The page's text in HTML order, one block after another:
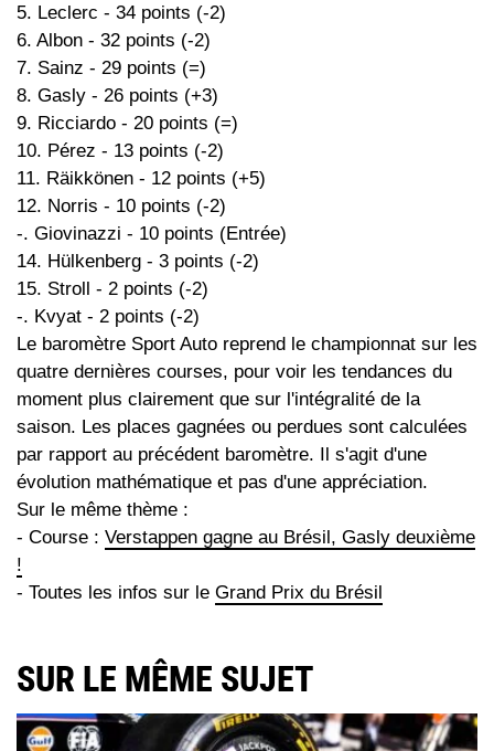
5. Leclerc - 34 points (-2)
6. Albon - 32 points (-2)
7. Sainz - 29 points (=)
8. Gasly - 26 points (+3)
9. Ricciardo - 20 points (=)
10. Pérez - 13 points (-2)
11. Räikkönen - 12 points (+5)
12. Norris - 10 points (-2)
-. Giovinazzi - 10 points (Entrée)
14. Hülkenberg - 3 points (-2)
15. Stroll - 2 points (-2)
-. Kvyat - 2 points (-2)
Le baromètre Sport Auto reprend le championnat sur les
quatre dernières courses, pour voir les tendances du
moment plus clairement que sur l'intégralité de la
saison. Les places gagnées ou perdues sont calculées
par rapport au précédent baromètre. Il s'agit d'une
évolution mathématique et pas d'une appréciation.
Sur le même thème :
- Course : Verstappen gagne au Brésil, Gasly deuxième
!
- Toutes les infos sur le Grand Prix du Brésil
SUR LE MÊME SUJET